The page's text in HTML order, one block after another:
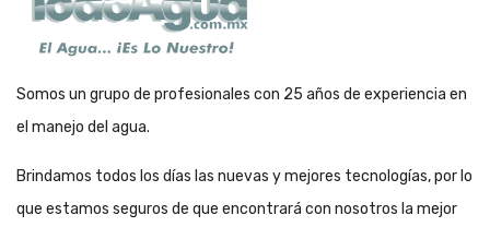
Somos un grupo de profesionales con 25 años de experiencia en
el manejo del agua.
Brindamos todos los días las nuevas y mejores tecnologías, por lo
que estamos seguros de que encontrará con nosotros la mejor